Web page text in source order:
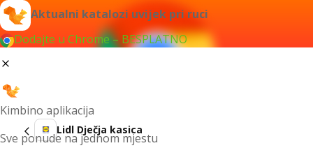
Aktualni katalozi uvijek pri ruci
Dodajte u Chrome – BESPLATNO
Kimbino aplikacija
Sve ponude na jednom mjestu
Lidl Dječja kasica